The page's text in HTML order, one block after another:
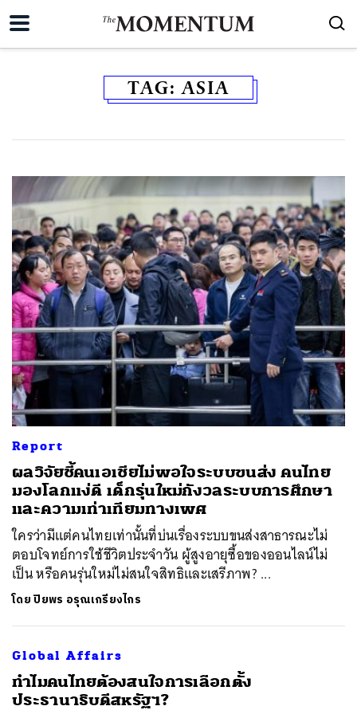
TAG:ASIA
Report
ผลวิจัยชี้คนเอเชียไม่พอใจระบบขนส่ง คนไทย
มองโลกแง่ดี เด็กรุ่นใหม่กังวลระบบการศึกษา
และความเท่าเทียมทางเพศ
ใครว่ามีแต่คนไทยเท่านั้นที่บ่นเรื่องระบบขนส่งสาธารณะไม่
ตอบโจทย์การใช้ชีวิตประจำวัน ผู้สูงอายุซื้อของออนไลน์ไม่
เป็น หรือคนรุ่นใหม่ไม่สนใจสิทธิและเสรีภาพ? ...
โดยปิยพร อรุณเกรียงไกร
Global Affairs
ทำไมคนไทยต้องสนใจการเลือกตั้ง
ประธานาธิบดีสหรัฐฯ?
ค้นหา
SHARE TWEET EMAIL